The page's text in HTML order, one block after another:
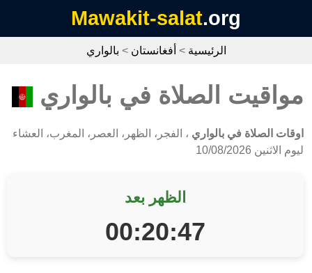
Mawakit-salat.org
الرئيسية > أفغانستان > بالواري
مواقيت الصلاة في بالواري
اوقات الصلاة في بالواري ، الفجر، الظهر، العصر، المغرب، العشاء
ليوم الاثنين 10/08/2026
الظهر بعد
00:20:47